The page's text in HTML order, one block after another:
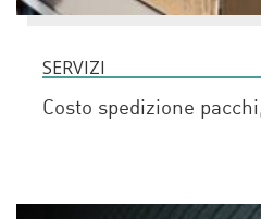
SERVIZI
Costo spedizione